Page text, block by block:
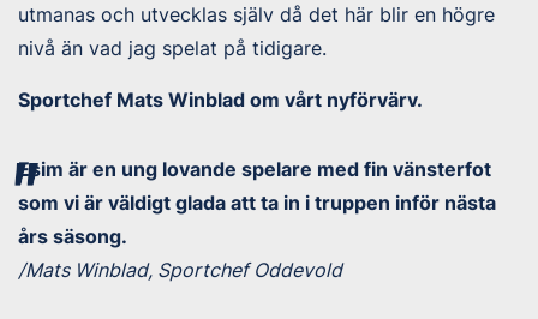
utmanas och utvecklas själv då det här blir en högre
nivå än vad jag spelat på tidigare.
Sportchef Mats Winblad om vårt nyförvärv.
Esim är en ung lovande spelare med fin vänsterfot
som vi är väldigt glada att ta in i truppen inför nästa
års säsong.
/Mats Winblad, Sportchef Oddevold